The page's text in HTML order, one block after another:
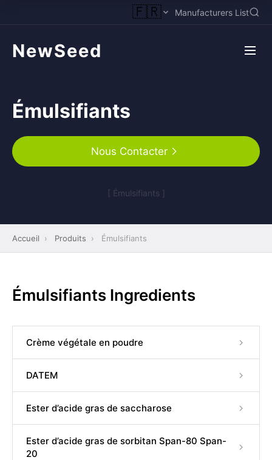
🇫🇷 Manufacturers List
NewSeed
Émulsifiants
Nous Contacter
[ Émulsifiants ]
Accueil › Produits › Émulsifiants
Émulsifiants Ingredients
Crème végétale en poudre
DATEM
Ester d’acide gras de saccharose
Ester d’acide gras de sorbitan Span-80 Span-
20